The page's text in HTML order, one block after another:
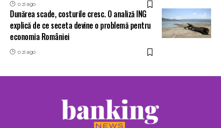
o zi ago
Dunărea scade, costurile cresc. O analiză ING
explică de ce seceta devine o problemă pentru
economia României
o zi ago